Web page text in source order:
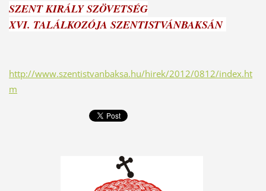
SZENT KIRÁLY SZÖVETSÉG
XVI. TALÁLKOZÓJA SZENTISTVÁNBAKSÁN
http://www.szentistvanbaksa.hu/hirek/2012/0812/index.ht
m